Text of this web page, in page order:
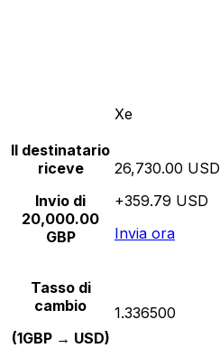
Xe
Il destinatario
riceve
Invio di
20,000.00
GBP
26,730.00 USD
+359.79 USD
Invia ora
Tasso di
cambio
(1GBP → USD)
1.336500